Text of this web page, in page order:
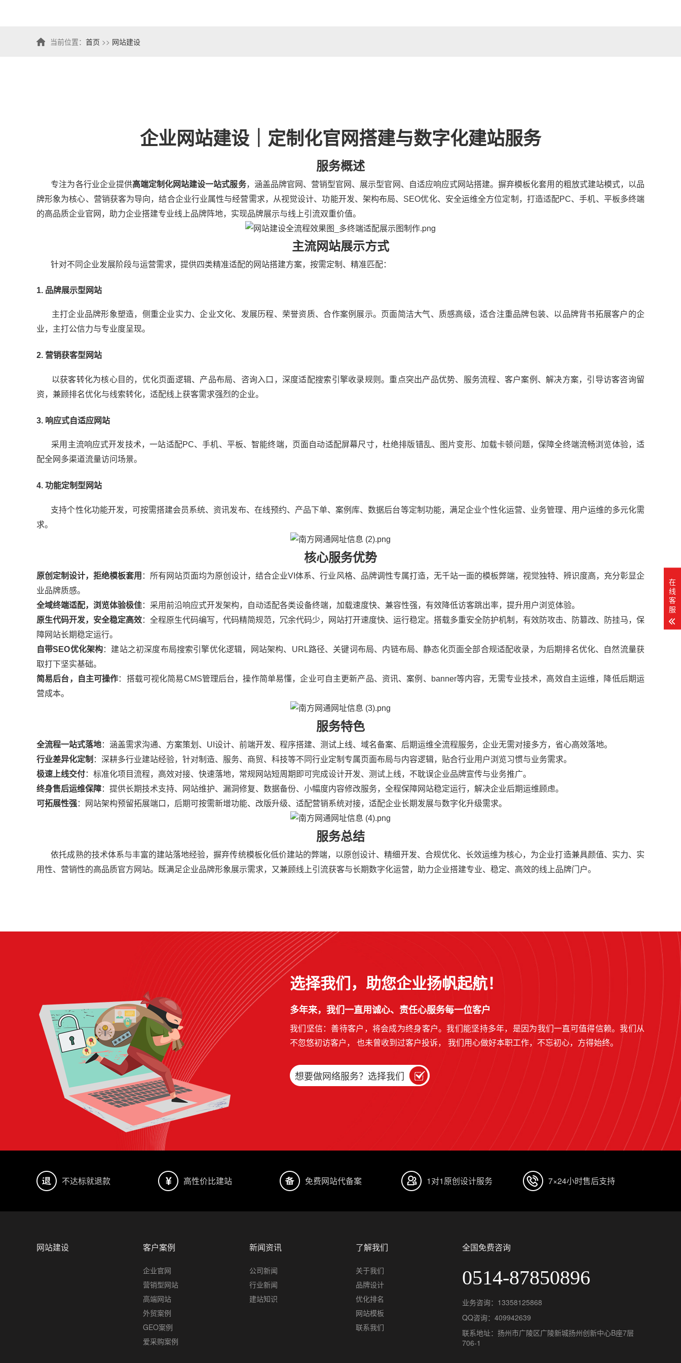
当前位置： 首页 >> 网站建设
企业网站建设｜定制化官网搭建与数字化建站服务
服务概述
专注为各行业企业提供高端定制化网站建设一站式服务，涵盖品牌官网、营销型官网、展示型官网、自适应响应式网站搭建。摒弃模板化套用的粗放式建站模式，以品
牌形象为核心、营销获客为导向，结合企业行业属性与经营需求，从视觉设计、功能开发、架构布局、SEO优化、安全运维全方位定制，打造适配PC、手机、平板多终端
的高品质企业官网，助力企业搭建专业线上品牌阵地，实现品牌展示与线上引流双重价值。
主流网站展示方式
针对不同企业发展阶段与运营需求，提供四类精准适配的网站搭建方案，按需定制、精准匹配：
1. 品牌展示型网站
主打企业品牌形象塑造，侧重企业实力、企业文化、发展历程、荣誉资质、合作案例展示。页面简洁大气、质感高级，适合注重品牌包装、以品牌背书拓展客户的企
业，主打公信力与专业度呈现。
2. 营销获客型网站
以获客转化为核心目的，优化页面逻辑、产品布局、咨询入口，深度适配搜索引擎收录规则。重点突出产品优势、服务流程、客户案例、解决方案，引导访客咨询留
资，兼顾排名优化与线索转化，适配线上获客需求强烈的企业。
3. 响应式自适应网站
采用主流响应式开发技术，一站适配PC、手机、平板、智能终端，页面自动适配屏幕尺寸，杜绝排版错乱、图片变形、加载卡顿问题，保障全终端流畅浏览体验，适
配全网多渠道流量访问场景。
4. 功能定制型网站
支持个性化功能开发，可按需搭建会员系统、资讯发布、在线预约、产品下单、案例库、数据后台等定制功能，满足企业个性化运营、业务管理、用户运维的多元化需
求。
核心服务优势
原创定制设计，拒绝模板套用 ：所有网站页面均为原创设计，结合企业VI体系、行业风格、品牌调性专属打造，无千站一面的模板弊端，视觉独特、辨识度高，充分彰显企
业品牌质感。
全域终端适配，浏览体验极佳：采用前沿响应式开发架构，自动适配各类设备终端，加载速度快、兼容性强，有效降低访客跳出率，提升用户浏览体验。
原生代码开发，安全稳定高效：全程原生代码编写，代码精简规范，冗余代码少，网站打开速度快、运行稳定。搭载多重安全防护机制，有效防攻击、防篡改、防挂马，保
障网站长期稳定运行。
自带SEO优化架构：建站之初深度布局搜索引擎优化逻辑，网站架构、URL路径、关键词布局、内链布局、静态化页面全部合规适配收录，为后期排名优化、自然流量获
取打下坚实基础。
简易后台，自主可操作：搭载可视化简易CMS管理后台，操作简单易懂，企业可自主更新产品、资讯、案例、banner等内容，无需专业技术，高效自主运维，降低后期运
营成本。
服务特色
全流程一站式落地：涵盖需求沟通、方案策划、UI设计、前端开发、程序搭建、测试上线、域名备案、后期运维全流程服务，企业无需对接多方，省心高效落地。
行业差异化定制 ：深耕多行业建站经验，针对制造、服务、商贸、科技等不同行业定制专属页面布局与内容逻辑，贴合行业用户浏览习惯与业务需求。
极速上线交付：标准化项目流程，高效对接、快速落地，常规网站短周期即可完成设计开发、测试上线，不耽误企业品牌宣传与业务推广。
终身售后运维保障：提供长期技术支持、网站维护、漏洞修复、数据备份、小幅度内容修改服务，全程保障网站稳定运行，解决企业后期运维顾虑。
可拓展性强：网站架构预留拓展端口，后期可按需新增功能、改版升级、适配营销系统对接，适配企业长期发展与数字化升级需求。
服务总结
依托成熟的技术体系与丰富的建站落地经验，摒弃传统模板化低价建站的弊端，以原创设计、精细开发、合规优化、长效运维为核心，为企业打造兼具颜值、实力、实
用性、营销性的高品质官方网站。既满足企业品牌形象展示需求，又兼顾线上引流获客与长期数字化运营，助力企业搭建专业、稳定、高效的线上品牌门户。
选择我们，助您企业扬帆起航！
多年来，我们一直用诚心、责任心服务每一位客户
我们坚信：善待客户，将会成为终身客户。我们能坚持多年，是因为我们一直可值得信赖。我们从
不忽悠初访客户， 也未曾收到过客户投诉， 我们用心做好本职工作，不忘初心，方得始终。
想要做网络服务？选择我们
不达标就退款 高性价比建站 免费网站代备案 1对1原创设计服务 7×24小时售后支持
网站建设 客户案例
企业官网
营销型网站
高端网站
外贸案例
GEO案例
爱采购案例
新闻资讯
公司新闻
行业新闻
建站知识
了解我们
关于我们
品牌设计
优化排名
网站模板
联系我们
全国免费咨询
0514-87850896
业务咨询：13358125868
QQ咨询：409942639
联系地址：扬州市广陵区广陵新城扬州创新中心B座7层
706-1
在
线
客
服